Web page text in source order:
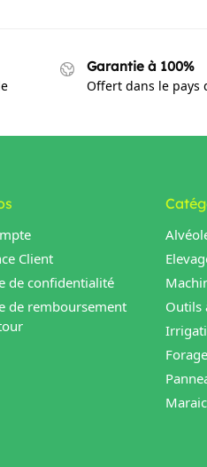
Garantie à 100%
Offert dans le pays
Client
de confidentialité
de remboursement
Outils
Forage